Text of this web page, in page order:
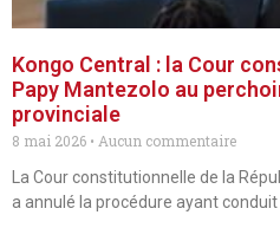
Kongo Central : la Cour
Papy Mantezolo au
provinciale
8 mai 2026
Aucun commentaire
La Cour constitutionnelle de la
a annulé la procédure ayant